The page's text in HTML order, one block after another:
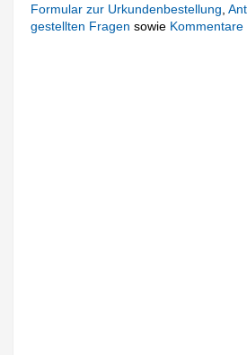
Formular zur Urkundenbestellung ,
gestellten Fragen sowie